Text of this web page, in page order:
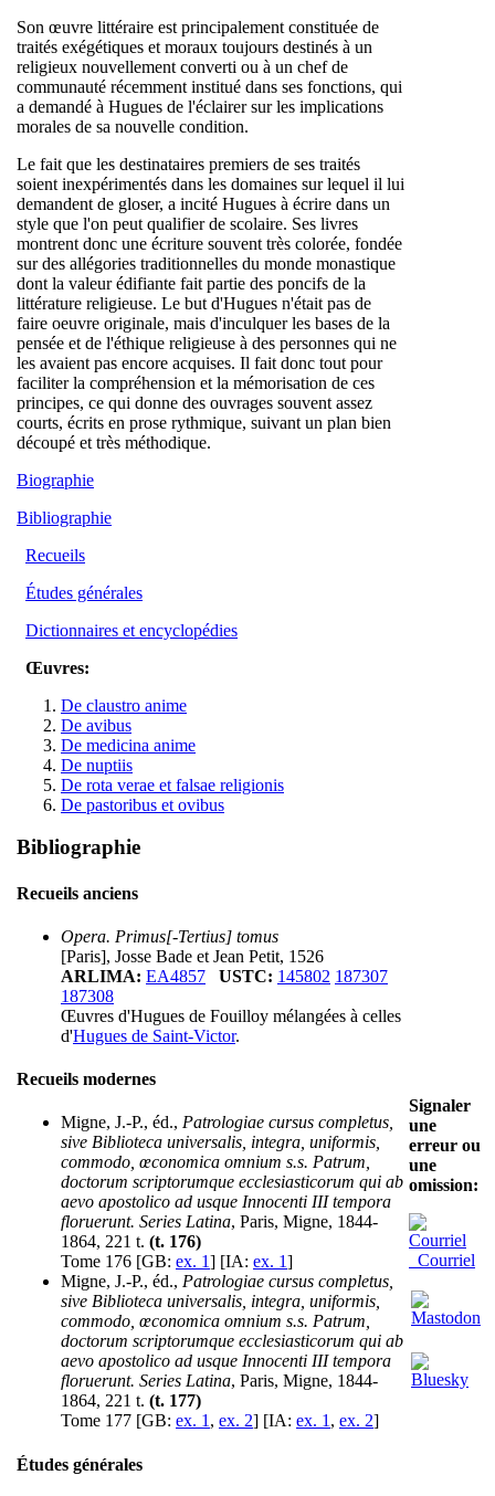
Son œuvre littéraire est principalement constituée de
traités exégétiques et moraux toujours destinés à un
religieux nouvellement converti ou à un chef de
communauté récemment institué dans ses fonctions, qui
a demandé à Hugues de l'éclairer sur les implications
morales de sa nouvelle condition.
Le fait que les destinataires premiers de ses traités
soient inexpérimentés dans les domaines sur lequel il lui
demandent de gloser, a incité Hugues à écrire dans un
style que l'on peut qualifier de scolaire. Ses livres
montrent donc une écriture souvent très colorée, fondée
sur des allégories traditionnelles du monde monastique
dont la valeur édifiante fait partie des poncifs de la
littérature religieuse. Le but d'Hugues n'était pas de
faire oeuvre originale, mais d'inculquer les bases de la
pensée et de l'éthique religieuse à des personnes qui ne
les avaient pas encore acquises. Il fait donc tout pour
faciliter la compréhension et la mémorisation de ces
principes, ce qui donne des ouvrages souvent assez
courts, écrits en prose rythmique, suivant un plan bien
découpé et très méthodique.
Biographie
Bibliographie
Recueils
Études générales
Dictionnaires et encyclopédies
Œuvres:
De claustro anime
De avibus
De medicina anime
De nuptiis
De rota verae et falsae religionis
De pastoribus et ovibus
Bibliographie
Recueils anciens
Opera. Primus[-Tertius] tomus
[Paris], Josse Bade et Jean Petit, 1526
ARLIMA: EA4857 USTC: 145802 187307
187308
Œuvres d'Hugues de Fouilloy mélangées à celles
d'Hugues de Saint-Victor.
Recueils modernes
Migne, J.-P., éd., Patrologiae cursus completus,
sive Biblioteca universalis, integra, uniformis,
commodo, œconomica omnium s.s. Patrum,
doctorum scriptorumque ecclesiasticorum qui ab
aevo apostolico ad usque Innocenti III tempora
floruerunt. Series Latina, Paris, Migne, 1844-
1864, 221 t. (t. 176)
Tome 176 [GB: ex. 1] [IA: ex. 1]
Migne, J.-P., éd., Patrologiae cursus completus,
sive Biblioteca universalis, integra, uniformis,
commodo, œconomica omnium s.s. Patrum,
doctorum scriptorumque ecclesiasticorum qui ab
aevo apostolico ad usque Innocenti III tempora
floruerunt. Series Latina, Paris, Migne, 1844-
1864, 221 t. (t. 177)
Tome 177 [GB: ex. 1 , ex. 2] [IA: ex. 1 , ex. 2]
Études générales
Signaler
une
erreur ou
une
omission:
Courriel